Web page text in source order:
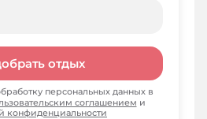
отдых
персональных данных в
соглашением и
конфиденциальности